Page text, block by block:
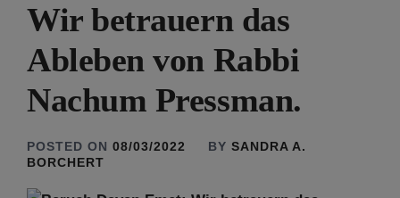
Wir betrauern das
Ableben von Rabbi
Nachum Pressman.
POSTED ON 08/03/2022 BY SANDRA A.
BORCHERT